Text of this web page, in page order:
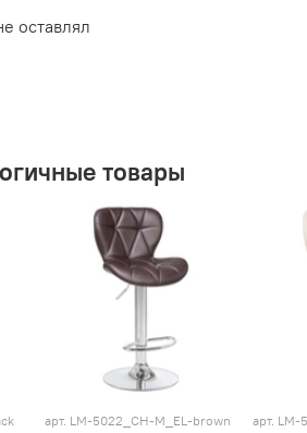
оставлял
товары
арт. LM-5022_CH-M_EL-brown арт.